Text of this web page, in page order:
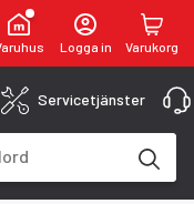
Logga in Varukorg
Servicetjänster